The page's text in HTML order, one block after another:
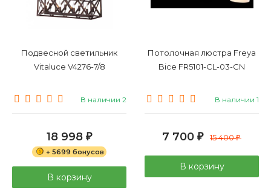
Подвесной светильник
Vitaluce V4276-7/8
В наличии 2
18 998 ₽
+ 5699 бонусов
В корзину
Потолочная люстра Freya
Bice FR5101-CL-03-CN
В наличии 1
7 700 ₽ 15 400₽
В корзину